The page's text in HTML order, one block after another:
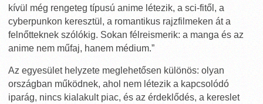
kívül még rengeteg típusú anime létezik, a sci-fitől, a
cyberpunkon keresztül, a romantikus rajzfilmeken át a
felnőtteknek szólókig. Sokan félreismerik: a manga és az
anime nem műfaj, hanem médium.”
Az egyesület helyzete meglehetősen különös: olyan
országban működnek, ahol nem létezik a kapcsolódó
iparág, nincs kialakult piac, és az érdeklődés, a kereslet